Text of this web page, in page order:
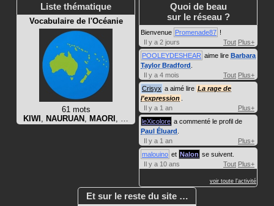
Liste thématique
Vocabulaire de l'Océanie
61 mots
KIWI
NAURUAN MAORI
Quoi de beau
sur le réseau ?
Bienvenue Promenade87 !
Il y a 2 jours
Tout Plus+
POOLEYDESHEAR aime lire Barbara
Taylor Bradford
Il y a 4 mois
Tout Plus+
Crisyx a aimé lire La rage de
l'expression
Il y a 1 an
Plus+
leXicolore a commenté le profil de
Paul Éluard
Il y a 1 an
Plus+
malouino et Nalon se suivent.
Il y a 10 ans
Tout Plus+
voir toute l'activité
Et sur le reste du site …